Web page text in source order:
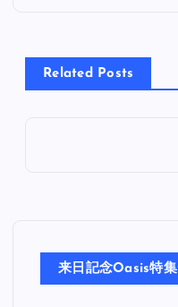
ビ
ョ
ン
Related Posts
来日記念Oasis特集